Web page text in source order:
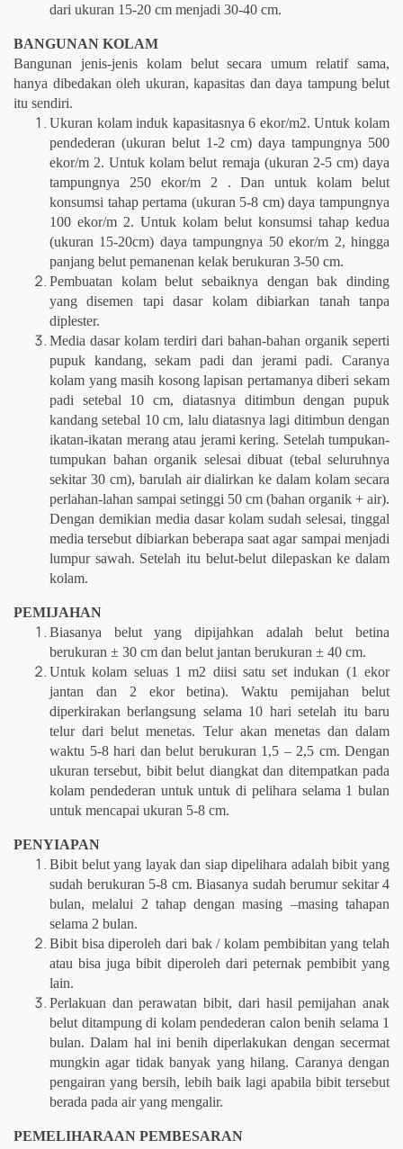
dari ukuran 15-20 cm menjadi 30-40 cm.
BANGUNAN KOLAM
Bangunan jenis-jenis kolam belut secara umum relatif sama,
hanya dibedakan oleh ukuran, kapasitas dan daya tampung belut
itu sendiri.
Ukuran kolam induk kapasitasnya 6 ekor/m2. Untuk kolam
pendederan (ukuran belut 1-2 cm) daya tampungnya 500
ekor/m 2. Untuk kolam belut remaja (ukuran 2-5 cm) daya
tampungnya 250 ekor/m 2 . Dan untuk kolam belut
konsumsi tahap pertama (ukuran 5-8 cm) daya tampungnya
100 ekor/m 2. Untuk kolam belut konsumsi tahap kedua
(ukuran 15-20cm) daya tampungnya 50 ekor/m 2, hingga
panjang belut pemanenan kelak berukuran 3-50 cm.
Pembuatan kolam belut sebaiknya dengan bak dinding
yang disemen tapi dasar kolam dibiarkan tanah tanpa
diplester.
Media dasar kolam terdiri dari bahan-bahan organik seperti
pupuk kandang, sekam padi dan jerami padi. Caranya
kolam yang masih kosong lapisan pertamanya diberi sekam
padi setebal 10 cm, diatasnya ditimbun dengan pupuk
kandang setebal 10 cm, lalu diatasnya lagi ditimbun dengan
ikatan-ikatan merang atau jerami kering. Setelah tumpukan-
tumpukan bahan organik selesai dibuat (tebal seluruhnya
sekitar 30 cm), barulah air dialirkan ke dalam kolam secara
perlahan-lahan sampai setinggi 50 cm (bahan organik + air).
Dengan demikian media dasar kolam sudah selesai, tinggal
media tersebut dibiarkan beberapa saat agar sampai menjadi
lumpur sawah. Setelah itu belut-belut dilepaskan ke dalam
kolam.
PEMIJAHAN
Biasanya belut yang dipijahkan adalah belut betina
berukuran ± 30 cm dan belut jantan berukuran ± 40 cm.
Untuk kolam seluas 1 m2 diisi satu set indukan (1 ekor
jantan dan 2 ekor betina). Waktu pemijahan belut
diperkirakan berlangsung selama 10 hari setelah itu baru
telur dari belut menetas. Telur akan menetas dan dalam
waktu 5-8 hari dan belut berukuran 1,5 – 2,5 cm. Dengan
ukuran tersebut, bibit belut diangkat dan ditempatkan pada
kolam pendederan untuk untuk di pelihara selama 1 bulan
untuk mencapai ukuran 5-8 cm.
PENYIAPAN
Bibit belut yang layak dan siap dipelihara adalah bibit yang
sudah berukuran 5-8 cm. Biasanya sudah berumur sekitar 4
bulan, melalui 2 tahap dengan masing –masing tahapan
selama 2 bulan.
Bibit bisa diperoleh dari bak / kolam pembibitan yang telah
atau bisa juga bibit diperoleh dari peternak pembibit yang
lain.
Perlakuan dan perawatan bibit, dari hasil pemijahan anak
belut ditampung di kolam pendederan calon benih selama 1
bulan. Dalam hal ini benih diperlakukan dengan secermat
mungkin agar tidak banyak yang hilang. Caranya dengan
pengairan yang bersih, lebih baik lagi apabila bibit tersebut
berada pada air yang mengalir.
PEMELIHARAAN PEMBESARAN